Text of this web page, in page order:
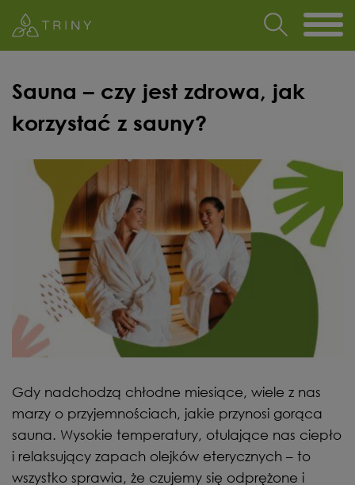
Sauna – czy jest zdrowa, jak
korzystać z sauny?
Gdy nadchodzą chłodne miesiące, wiele z nas
marzy o przyjemnościach, jakie przynosi gorąca
sauna. Wysokie temperatury, otulające nas ciepło
i relaksujący zapach olejków eterycznych – to
wszystko sprawia, że czujemy się odprężone i